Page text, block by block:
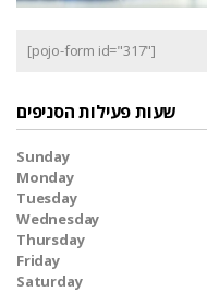
[pojo-form id="317"]
שעות פעילות הסניפים
Sunday
Monday
Tuesday
Wednesday
Thursday
Friday
Saturday